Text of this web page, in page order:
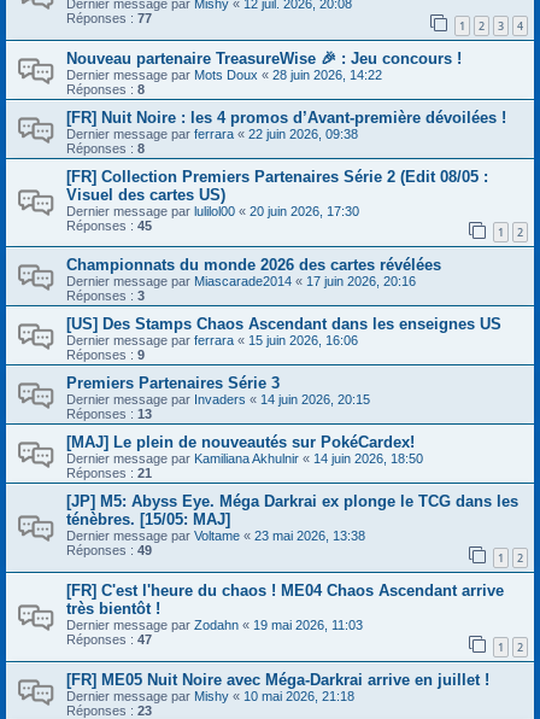
Dernier message par Mishy « 12 juil. 2026, 20:08
Réponses : 77 1 2 3 4
Nouveau partenaire TreasureWise 🎉 : Jeu concours !
Dernier message par Mots Doux « 28 juin 2026, 14:22
Réponses : 8
[FR] Nuit Noire : les 4 promos d’Avant-première dévoilées !
Dernier message par ferrara « 22 juin 2026, 09:38
Réponses : 8
[FR] Collection Premiers Partenaires Série 2 (Edit 08/05 :
Visuel des cartes US)
Dernier message par lulilol00 « 20 juin 2026, 17:30
Réponses : 45 1 2
Championnats du monde 2026 des cartes révélées
Dernier message par Miascarade2014 « 17 juin 2026, 20:16
Réponses : 3
[US] Des Stamps Chaos Ascendant dans les enseignes US
Dernier message par ferrara « 15 juin 2026, 16:06
Réponses : 9
Premiers Partenaires Série 3
Dernier message par Invaders « 14 juin 2026, 20:15
Réponses : 13
[MAJ] Le plein de nouveautés sur PokéCardex!
Dernier message par Kamiliana Akhulnir « 14 juin 2026, 18:50
Réponses : 21
[JP] M5: Abyss Eye. Méga Darkrai ex plonge le TCG dans les
ténèbres. [15/05: MAJ]
Dernier message par Voltame « 23 mai 2026, 13:38
Réponses : 49 1 2
[FR] C'est l'heure du chaos ! ME04 Chaos Ascendant arrive
très bientôt !
Dernier message par Zodahn « 19 mai 2026, 11:03
Réponses : 47 1 2
[FR] ME05 Nuit Noire avec Méga-Darkrai arrive en juillet !
Dernier message par Mishy « 10 mai 2026, 21:18
Réponses : 23